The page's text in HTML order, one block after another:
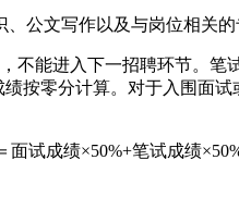
文写作以及与岗位相关的
能进入下一招聘环节。笔
按零分计算。对于入围面
试成绩×50%+笔试成绩